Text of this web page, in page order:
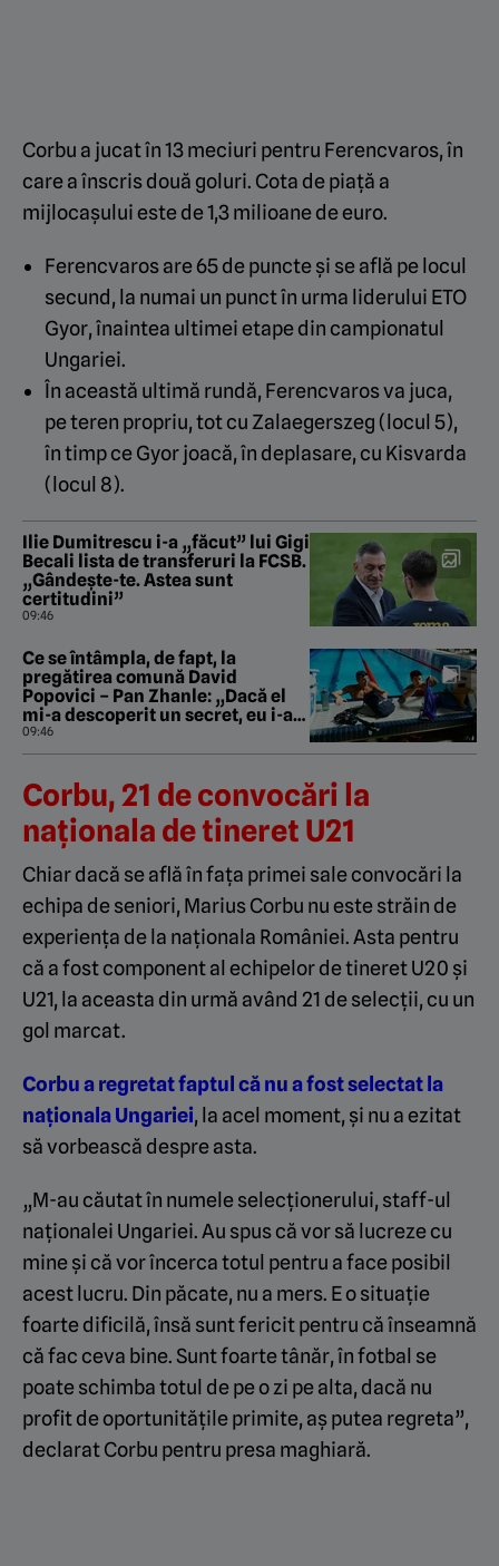
Corbu a jucat în 13 meciuri pentru Ferencvaros, în
care a înscris două goluri. Cota de piață a
mijlocașului este de 1,3 milioane de euro.
Ferencvaros are 65 de puncte și se află pe locul
secund, la numai un punct în urma liderului ETO
Gyor, înaintea ultimei etape din campionatul
Ungariei.
În această ultimă rundă, Ferencvaros va juca,
pe teren propriu, tot cu Zalaegerszeg (locul 5),
în timp ce Gyor joacă, în deplasare, cu Kisvarda
(locul 8).
Ilie Dumitrescu i-a „făcut” lui Gigi
Becali lista de transferuri la FCSB.
„Gândește-te. Astea sunt
certitudini”
09:46
Ce se întâmpla, de fapt, la
pregătirea comună David
Popovici – Pan Zhanle: „Dacă el
mi-a descoperit un secret, eu i-am
descoperit trei”
09:46
Corbu, 21 de convocări la
naționala de tineret U21
Chiar dacă se află în fața primei sale convocări la
echipa de seniori, Marius Corbu nu este străin de
experiența de la naționala României. Asta pentru
că a fost component al echipelor de tineret U20 și
U21, la aceasta din urmă având 21 de selecții, cu un
gol marcat.
Corbu a regretat faptul că nu a fost selectat la
naționala Ungariei, la acel moment, și nu a ezitat
să vorbească despre asta.
„M-au căutat în numele selecționerului, staff-ul
naționalei Ungariei. Au spus că vor să lucreze cu
mine și că vor încerca totul pentru a face posibil
acest lucru. Din păcate, nu a mers. E o situație
foarte dificilă, însă sunt fericit pentru că înseamnă
că fac ceva bine. Sunt foarte tânăr, în fotbal se
poate schimba totul de pe o zi pe alta, dacă nu
profit de oportunitățile primite, aș putea regreta”,
declarat Corbu pentru presa maghiară.